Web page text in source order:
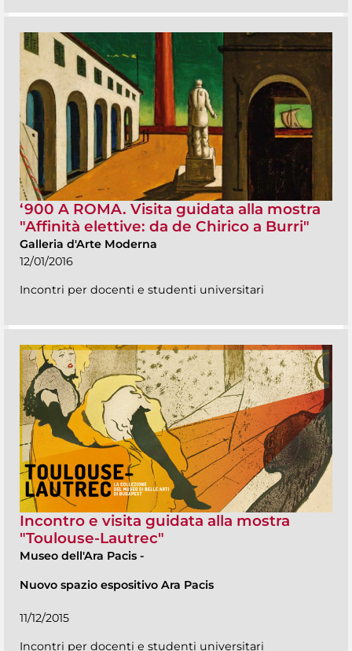
‘900 A ROMA. Visita guidata alla mostra
"Affinità elettive: da de Chirico a Burri"
Galleria d'Arte Moderna
12/01/2016
Incontri per docenti e studenti universitari
Incontro e visita guidata alla mostra
"Toulouse-Lautrec"
Museo dell'Ara Pacis -
Nuovo spazio espositivo Ara Pacis
11/12/2015
Incontri per docenti e studenti universitari